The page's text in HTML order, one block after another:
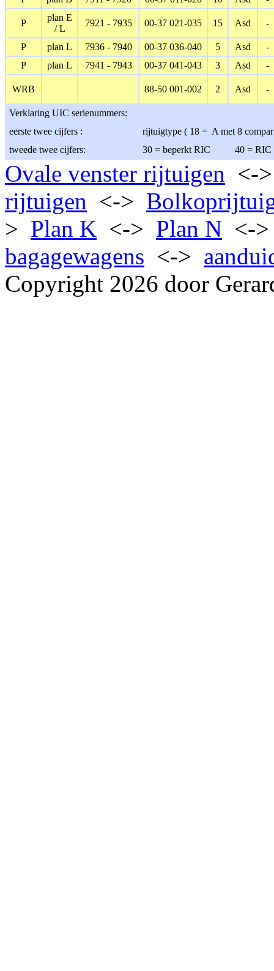
P
plan E
/ L
7921 - 7935 00-37 021-035 15 Asd -
P plan L 7936 - 7940 00-37 036-040 5 Asd
-
P
plan L 7941 - 7943 00-37 041-043 3 Asd -
WRB 88-50 001-002 2 Asd -
Verklaring UIC serienummers:
eerste twee cijfers :
rijtuigtype ( 18 = A met 8
tweede twee cijfers:
30 = beperkt RIC 40 = RIC
Ovale venster rijtuigen <-
rijtuigen <->
> Plan K <-> Plan N <-
bagagewagens <->
Copyright 2026 door